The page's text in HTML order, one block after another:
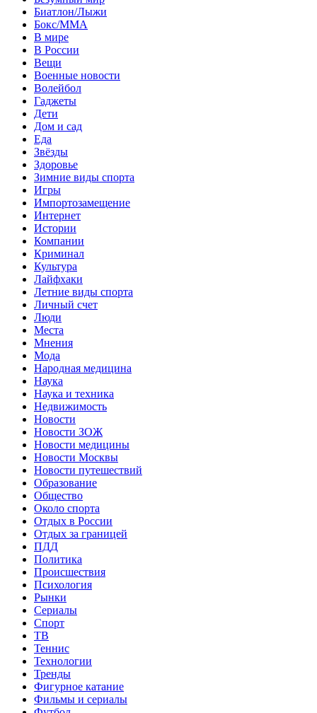
Биатлон/Лыжи
Бокс/MMA
В мире
В России
Вещи
Военные новости
Волейбол
Гаджеты
Дети
Дом и сад
Еда
Звёзды
Здоровье
Зимние виды спорта
Игры
Импортозамещение
Интернет
Истории
Компании
Криминал
Культура
Лайфхаки
Летние виды спорта
Личный счет
Люди
Места
Мнения
Мода
Народная медицина
Наука
Наука и техника
Недвижимость
Новости
Новости ЗОЖ
Новости медицины
Новости Москвы
Новости путешествий
Образование
Общество
Около спорта
Отдых в России
Отдых за границей
ПДД
Политика
Происшествия
Психология
Рынки
Сериалы
Спорт
ТВ
Теннис
Технологии
Тренды
Фигурное катание
Фильмы и сериалы